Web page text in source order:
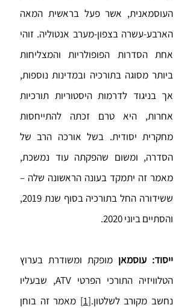
העוסמאנית, אשר פעל בראשית המאה
הארבע-עשרה בצפון-מערב אנטוליה. זוהי
אחת הסדרות הפופולריות והמצליחות
ביותר מסוגה בתורכיה ובמדינות נוספות,
אך בניגוד לדרמות היסטוריות תורכיות
אחרות, היא טרם זכתה להתייחסות
מחקרית יסודית. בשל אורכה הרב של
הסדרה, ומשום שהפקתה עוד נמשכת,
מאמר זה יתמקד בעונה הראשונה שלה –
ששידורה החל בתורכיה בסוף שנת 2019,
והסתיים ביוני 2020.
ייסוד: עוסמאן מופקת ומשודרת בערוץ
הטלוויזיה התורכי הפרטי ATV, שבעליו
נחשב מקורב לשלטון.[1]
מאמר זה בוחן